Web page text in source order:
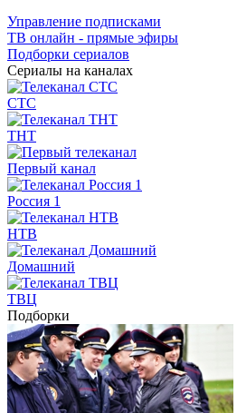
Управление подписками
ТВ онлайн - прямые эфиры
Подборки сериалов
Сериалы на каналах
СТС
ТНТ
Первый канал
Россия 1
НТВ
Домашний
ТВЦ
Подборки